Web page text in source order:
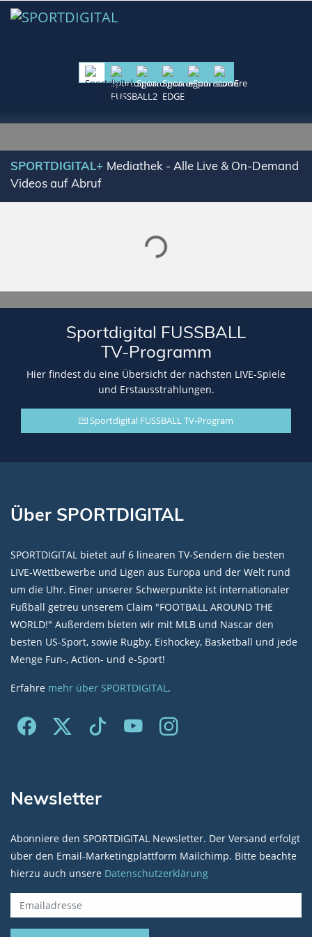
SPORTDIGITAL+ Mediathek - Alle Live & On-Demand
Videos auf Abruf
Lade SPORTDIGITAL+ Mediathek
Sportdigital FUSSBALL
TV-Programm
Hier findest du eine Übersicht der nächsten LIVE-Spiele
und Erstausstrahlungen.
Sportdigital FUSSBALL TV-Program
Über SPORTDIGITAL
SPORTDIGITAL bietet auf 6 linearen TV-Sendern die besten
LIVE-Wettbewerbe und Ligen aus Europa und der Welt rund
um die Uhr. Einer unserer Schwerpunkte ist internationaler
Fußball getreu unserem Claim "FOOTBALL AROUND THE
WORLD!" Außerdem bieten wir mit MLB und Nascar den
besten US-Sport, sowie Rugby, Eishockey, Basketball und jede
Menge Fun-, Action- und e-Sport!
Erfahre mehr über SPORTDIGITAL.
Newsletter
Abonniere den SPORTDIGITAL Newsletter. Der Versand erfolgt
über den Email-Marketingplattform Mailchimp. Bitte beachte
hierzu auch unsere Datenschutzerklärung